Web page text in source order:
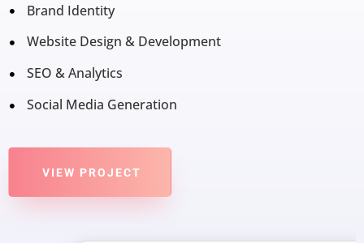
Brand Identity
Website Design & Development
SEO & Analytics
Social Media Generation
VIEW PROJECT